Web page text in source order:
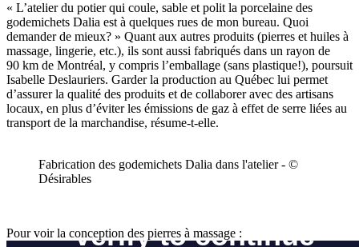
« L’atelier du potier qui coule, sable et polit la porcelaine des
godemichets Dalia est à quelques rues de mon bureau. Quoi
demander de mieux? » Quant aux autres produits (pierres et huiles à
massage, lingerie, etc.), ils sont aussi fabriqués dans un rayon de
90 km de Montréal, y compris l’emballage (sans plastique!), poursuit
Isabelle Deslauriers. Garder la production au Québec lui permet
d’assurer la qualité des produits et de collaborer avec des artisans
locaux, en plus d’éviter les émissions de gaz à effet de serre liées au
transport de la marchandise, résume-t-elle.
Fabrication des godemichets Dalia dans l'atelier - ©
Désirables
Pour voir la conception des pierres à massage :